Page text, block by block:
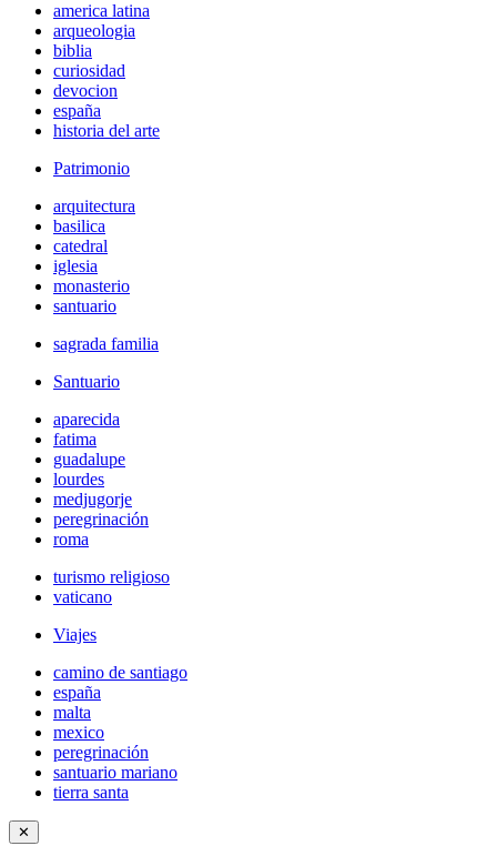
america latina
arqueologia
biblia
curiosidad
devocion
españa
historia del arte
Patrimonio
arquitectura
basilica
catedral
iglesia
monasterio
santuario
sagrada familia
Santuario
aparecida
fatima
guadalupe
lourdes
medjugorje
peregrinación
roma
turismo religioso
vaticano
Viajes
camino de santiago
españa
malta
mexico
peregrinación
santuario mariano
tierra santa
✕